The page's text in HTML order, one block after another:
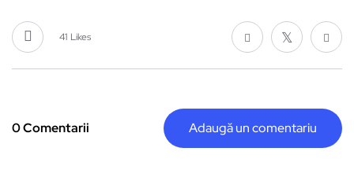
41 Likes
0 Comentarii Adaugă un comentariu